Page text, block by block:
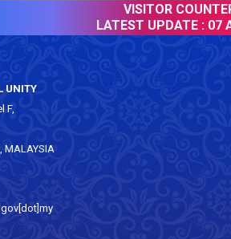
VISITOR COUNTER
LATEST UPDATE : 07
UNITY
F,
MALAYSIA